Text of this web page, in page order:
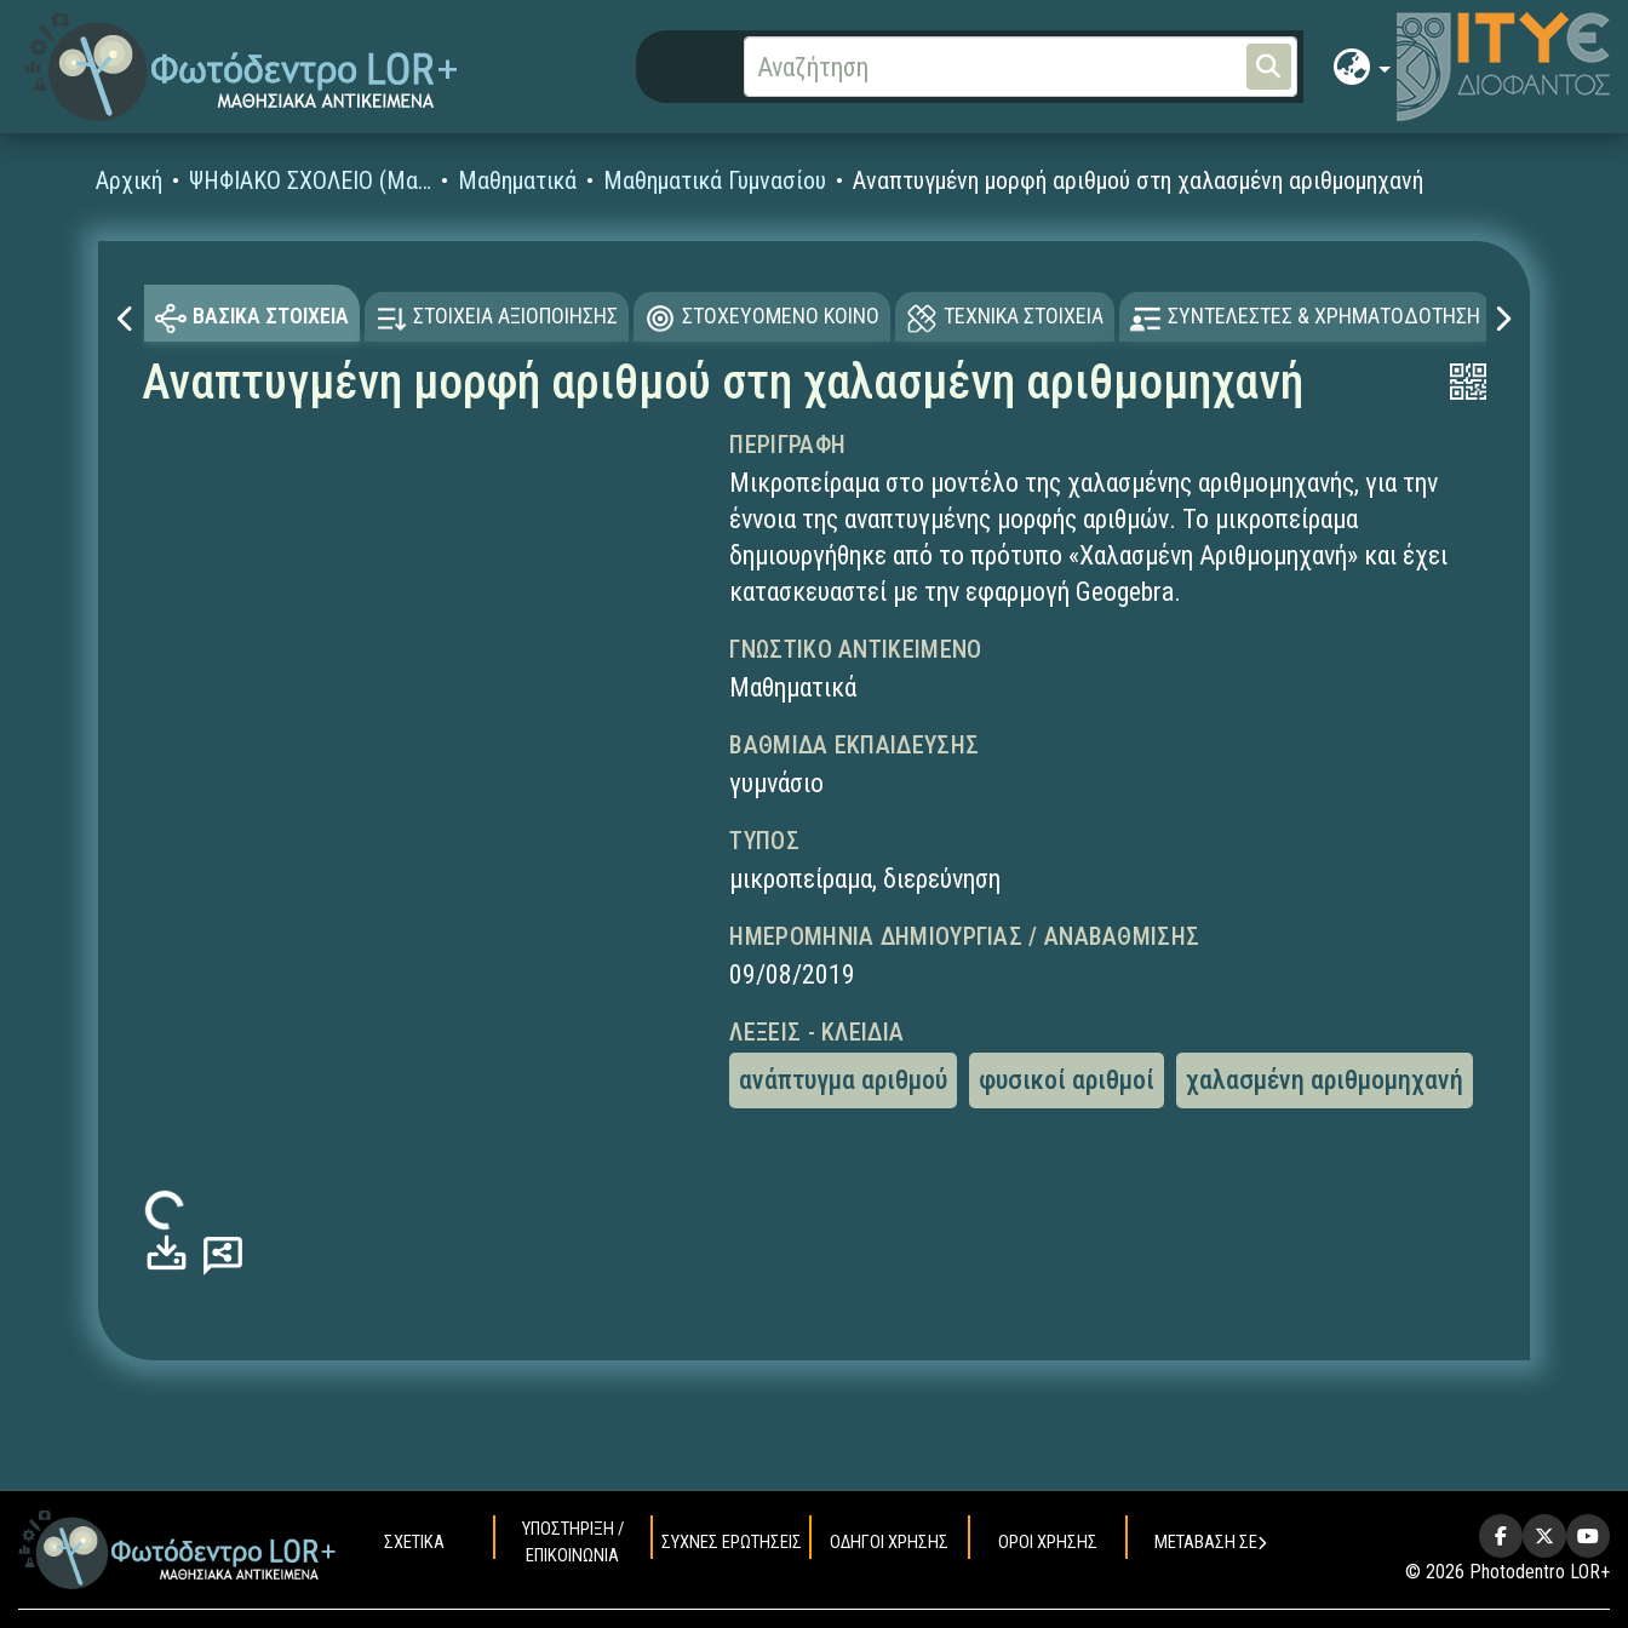
Αρχική ΨΗΦΙΑΚΟ ΣΧΟΛΕΙΟ (Μαθησιακά Αντικείμενα) Μαθηματικά Μαθηματικά Γυμνασίου Αναπτυγμένη μορφή αριθμού στη χαλασμένη αριθμομηχανή
ΒΑΣΙΚΑ ΣΤΟΙΧΕΙΑ ΣΤΟΙΧΕΙΑ ΑΞΙΟΠΟΙΗΣΗΣ ΣΤΟΧΕΥΟΜΕΝΟ ΚΟΙΝΟ ΤΕΧΝΙΚΑ ΣΤΟΙΧΕΙΑ ΣΥΝΤΕΛΕΣΤΕΣ & ΧΡΗΜΑΤΟΔΟΤΗΣΗ
Αναπτυγμένη μορφή αριθμού στη χαλασμένη αριθμομηχανή
Φόρτωση...
ΠΕΡΙΓΡΑΦΉ
Μικροπείραμα στο μοντέλο της χαλασμένης αριθμομηχανής, για την
έννοια της αναπτυγμένης μορφής αριθμών. To μικροπείραμα
δημιουργήθηκε από το πρότυπο «Χαλασμένη Αριθμομηχανή» και έχει
κατασκευαστεί με την εφαρμογή Geogebra.
ΓΝΩΣΤΙΚΌ ΑΝΤΙΚΕΊΜΕΝΟ
Μαθηματικά
ΒΑΘΜΊΔΑ ΕΚΠΑΊΔΕΥΣΗΣ
γυμνάσιο
ΤΎΠΟΣ
μικροπείραμα, διερεύνηση
ΗΜΕΡΟΜΗΝΊΑ ΔΗΜΙΟΥΡΓΊΑΣ / ΑΝΑΒΆΘΜΙΣΗΣ
09/08/2019
ΛΈΞΕΙΣ - ΚΛΕΙΔΙΆ
ανάπτυγμα αριθμού φυσικοί αριθμοί χαλασμένη αριθμομηχανή
ΣΧΕΤΙΚΑ
ΥΠΟΣΤΗΡΙΞΗ /
ΕΠΙΚΟΙΝΩΝΙΑ
ΣΥΧΝΕΣ ΕΡΩΤΗΣΕΙΣ ΟΔΗΓΟΙ ΧΡΗΣΗΣ ΟΡΟΙ ΧΡΗΣΗΣ ΜΕΤΑΒΑΣΗ ΣΕ
© 2026 Photodentro LOR+